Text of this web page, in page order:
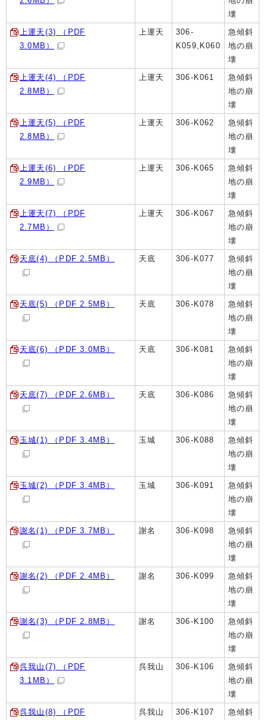
壊
上運天(3) （PDF
3.0MB）
上運天
306-
K059,K060
急傾斜
地の崩
壊
上運天(4) （PDF
2.8MB）
上運天 306-K061
急傾斜
地の崩
壊
上運天(5) （PDF
2.8MB）
上運天 306-K062
急傾斜
地の崩
壊
上運天(6) （PDF
2.9MB）
上運天 306-K065
急傾斜
地の崩
壊
上運天(7) （PDF
2.7MB）
上運天 306-K067
急傾斜
地の崩
壊
天底(4) （PDF 2.5MB）
天底 306-K077
急傾斜
地の崩
壊
天底(5) （PDF 2.5MB）
天底 306-K078
急傾斜
地の崩
壊
天底(6) （PDF 3.0MB）
天底 306-K081
急傾斜
地の崩
壊
天底(7) （PDF 2.6MB）
天底 306-K086
急傾斜
地の崩
壊
玉城(1) （PDF 3.4MB）
玉城 306-K088
急傾斜
地の崩
壊
玉城(2) （PDF 3.4MB）
玉城 306-K091
急傾斜
地の崩
壊
謝名(1) （PDF 3.7MB）
謝名 306-K098
急傾斜
地の崩
壊
謝名(2) （PDF 2.4MB）
謝名 306-K099
急傾斜
地の崩
壊
謝名(3) （PDF 2.8MB）
謝名 306-K100
急傾斜
地の崩
壊
呉我山(7) （PDF
3.1MB）
呉我山 306-K106
急傾斜
地の崩
壊
呉我山(8) （PDF
呉我山 306-K107
急傾斜